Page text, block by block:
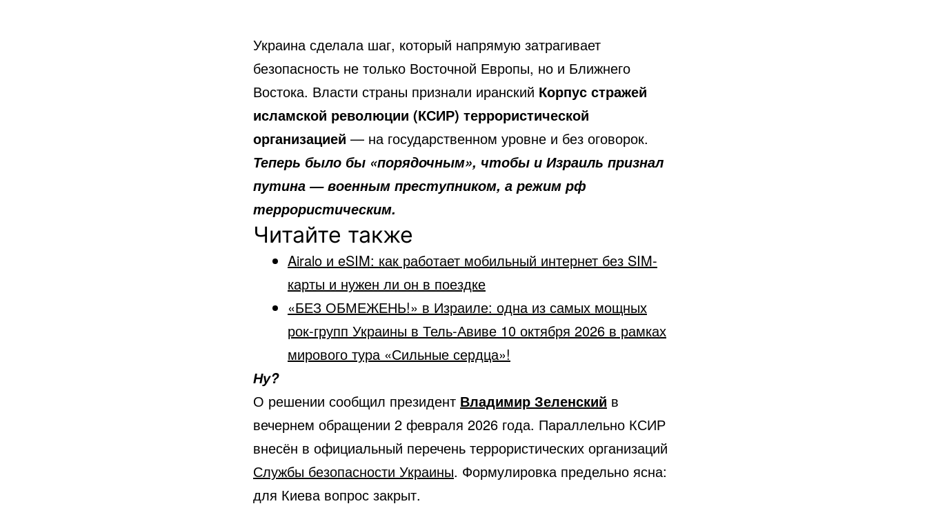
Украина сделала шаг, который напрямую затрагивает
безопасность не только Восточной Европы, но и Ближнего
Востока. Власти страны признали иранский Корпус стражей
исламской революции (КСИР) террористической
организацией — на государственном уровне и без оговорок.
Теперь было бы «порядочным», чтобы и Израиль признал
путина — военным преступником, а режим рф
террористическим.
Читайте также
Airalo и eSIM: как работает мобильный интернет без SIM-
карты и нужен ли он в поездке
«БЕЗ ОБМЕЖЕНЬ!» в Израиле: одна из самых мощных
рок-групп Украины в Тель-Авиве 10 октября 2026 в рамках
мирового тура «Сильные сердца»!
Ну?
О решении сообщил президент Владимир Зеленский в
вечернем обращении 2 февраля 2026 года. Параллельно КСИР
внесён в официальный перечень террористических организаций
Службы безопасности Украины. Формулировка предельно ясна:
для Киева вопрос закрыт.